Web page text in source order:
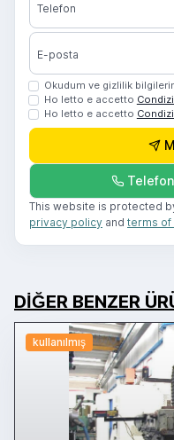
Telefon
E-posta
Okudum ve gizlilik
Ho letto e accetto
Ho letto e accetto
Telefon
This website is protected
privacy policy and terms of
DIĞER BENZER
kullanılmış